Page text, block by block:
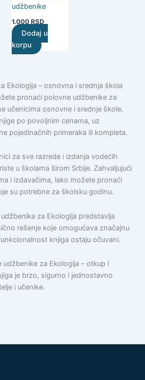
udžbenike
1.000RSD
Dodaj u
korpu
Ekologija – osnovna i srednja škola
pronaći polovne udžbenike za
učenicima osnovne i srednje škole.
po povoljnim cenama, uz
pojedinačnih primeraka ili kompleta.
za sve razrede i izdanja vodećih
u školama širom Srbije. Zahvaljujući
i izdavačima, lako možete pronaći
su potrebne za školsku godinu.
za Ekologija predstavlja
rešenje koje omogućava značajnu
knjiga ostaju očuvani.
za Ekologija – otkup i
je brzo, sigurno i jednostavno
i učenike.